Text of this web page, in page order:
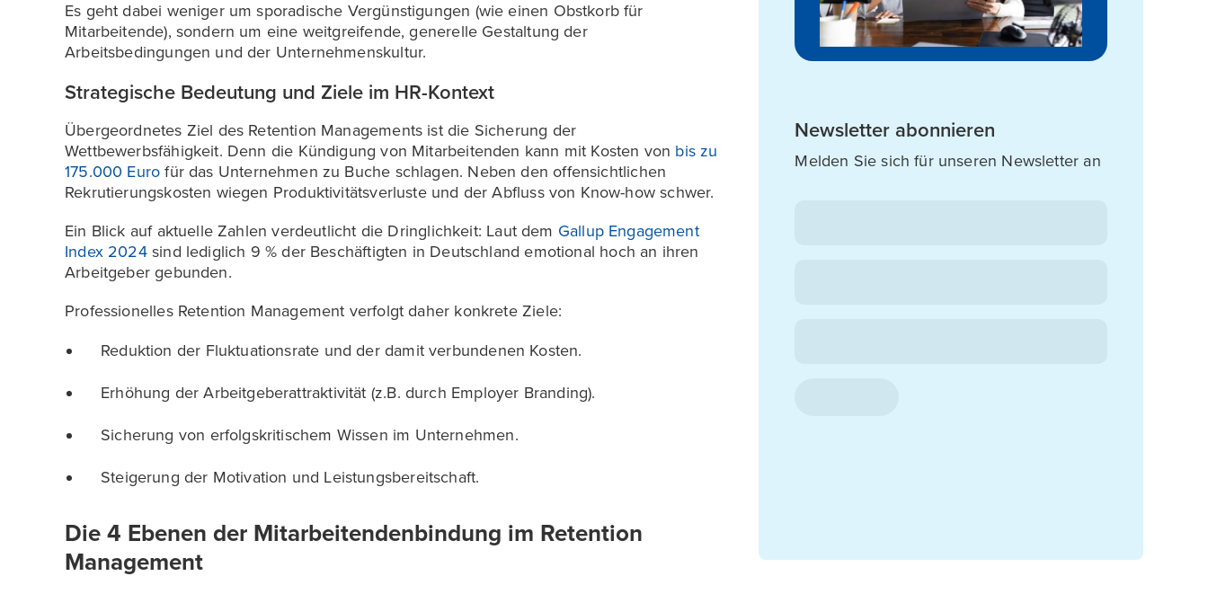
Es geht dabei weniger um sporadische Vergünstigungen (wie einen Obstkorb für
Mitarbeitende), sondern um eine weitgreifende, generelle Gestaltung der
Arbeitsbedingungen und der Unternehmenskultur.
Strategische Bedeutung und Ziele im HR-Kontext
Übergeordnetes Ziel des Retention Managements ist die Sicherung der
Wettbewerbsfähigkeit. Denn die Kündigung von Mitarbeitenden kann mit Kosten von bis zu
175.000 Euro für das Unternehmen zu Buche schlagen. Neben den offensichtlichen
Rekrutierungskosten wiegen Produktivitätsverluste und der Abfluss von Know-how schwer.
Ein Blick auf aktuelle Zahlen verdeutlicht die Dringlichkeit: Laut dem Gallup Engagement
Index 2024sind lediglich 9 % der Beschäftigten in Deutschland emotional hoch an ihren
Arbeitgeber gebunden.
Professionelles Retention Management verfolgt daher konkrete Ziele:
Reduktion der Fluktuationsrate und der damit verbundenen Kosten.
Erhöhung der Arbeitgeberattraktivität (z.B. durch Employer Branding).
Sicherung von erfolgskritischem Wissen im Unternehmen.
Steigerung der Motivation und Leistungsbereitschaft.
Die 4 Ebenen der Mitarbeitendenbindung im Retention
Management
Newsletter abonnieren
Melden Sie sich für unseren Newsletter an